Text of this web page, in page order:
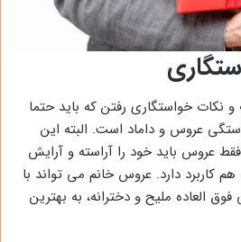
نکات خواستگاری رفتن که باید حتما
عروس و داماد است. البته این
عروس باید خود را آراسته و آرایش
کاربرد دارد. عروس خانم می تواند با
العاده ملیح و دخترانه، به بهترین